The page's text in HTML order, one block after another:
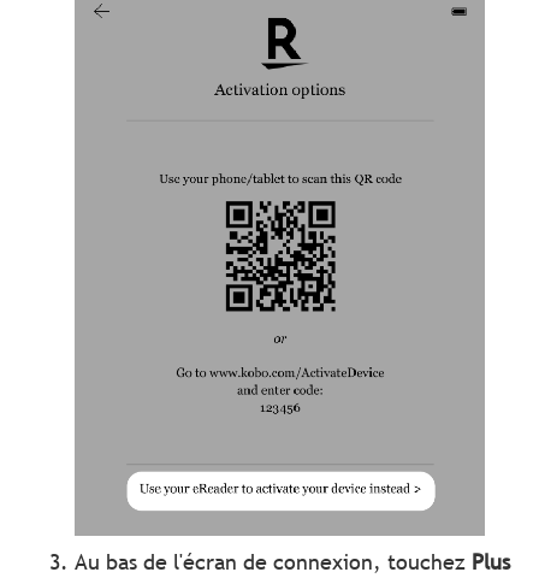
Au bas de l'écran de connexion, touchez Plus